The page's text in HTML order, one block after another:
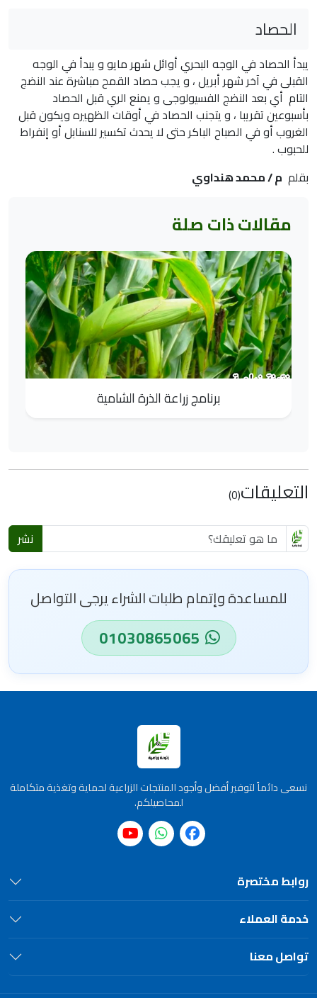
الحصاد
يبدأ الحصاد في الوجه البحري أوائل شهر مايو و يبدأ في الوجه
القبلى في آخر شهر أبريل ، و يجب حصاد القمح مباشرة عند النضج
التام أي بعد النضج الفسيولوجى و يمنع الري قبل الحصاد
بأسبوعين تقريبا ، و يتجنب الحصاد في أوقات الظهيره ويكون قبل
الغروب أو في الصباح الباكر حتى لا يحدث تكسير للسنابل أو إنفراط
للحبوب .
بقلم م / محمد هنداوي
مقالات ذات صلة
برنامج زراعة الذرة الشامية
التعليقات(0)
نشر
للمساعدة وإتمام طلبات الشراء يرجى التواصل
01030865065
نسعى دائماً لتوفير أفضل وأجود المنتجات الزراعية لحماية وتغذية متكاملة
لمحاصيلكم.
روابط مختصرة
خدمة العملاء
تواصل معنا